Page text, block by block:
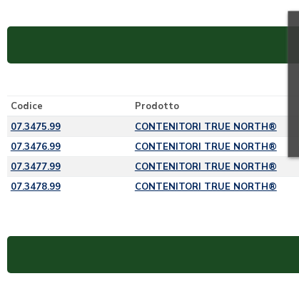
Codice Prodotto
07.3475.99
CONTENITORI TRUE NORTH®
07.3476.99
CONTENITORI TRUE NORTH®
07.3477.99
CONTENITORI TRUE NORTH®
07.3478.99
CONTENITORI TRUE NORTH®